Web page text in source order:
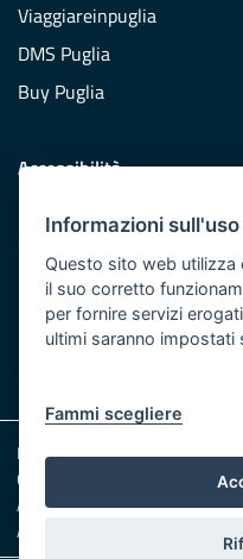
Informazioni
Questo sito web utilizza
il suo corretto
per fornire servizi
ultimi saranno
Fammi scegliere
Viaggiareinpuglia
DMS Puglia
Buy Puglia
Accessibilità
Redazione
Responsabili pubblicazione
Note legali
Cookie e Privacy
Amministrazione trasparente
Albo pretorio